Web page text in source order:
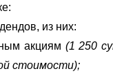
из них:
акциям (1 250
стоимости);